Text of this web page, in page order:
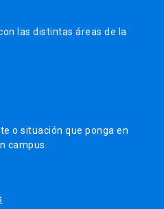
las distintas áreas de la
o situación que ponga en
campus.